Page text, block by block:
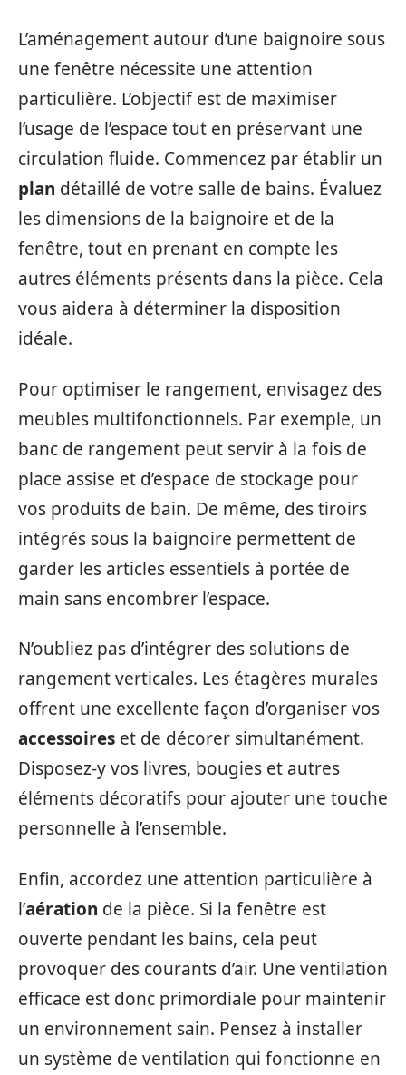
L’aménagement autour d’une baignoire sous
une fenêtre nécessite une attention
particulière. L’objectif est de maximiser
l’usage de l’espace tout en préservant une
circulation fluide. Commencez par établir un
plan détaillé de votre salle de bains. Évaluez
les dimensions de la baignoire et de la
fenêtre, tout en prenant en compte les
autres éléments présents dans la pièce. Cela
vous aidera à déterminer la disposition
idéale.
Pour optimiser le rangement, envisagez des
meubles multifonctionnels. Par exemple, un
banc de rangement peut servir à la fois de
place assise et d’espace de stockage pour
vos produits de bain. De même, des tiroirs
intégrés sous la baignoire permettent de
garder les articles essentiels à portée de
main sans encombrer l’espace.
N’oubliez pas d’intégrer des solutions de
rangement verticales. Les étagères murales
offrent une excellente façon d’organiser vos
accessoires et de décorer simultanément.
Disposez-y vos livres, bougies et autres
éléments décoratifs pour ajouter une touche
personnelle à l’ensemble.
Enfin, accordez une attention particulière à
l’aération de la pièce. Si la fenêtre est
ouverte pendant les bains, cela peut
provoquer des courants d’air. Une ventilation
efficace est donc primordiale pour maintenir
un environnement sain. Pensez à installer
un système de ventilation qui fonctionne en